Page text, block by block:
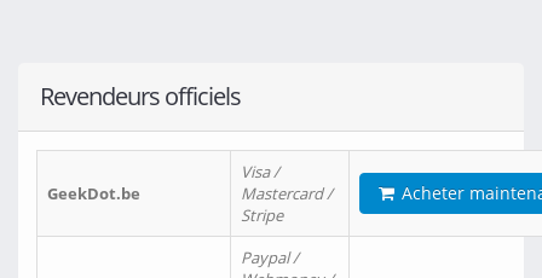
Revendeurs officiels
GeekDot.be
Visa /
Mastercard /
Stripe
Acheter
Paypal /